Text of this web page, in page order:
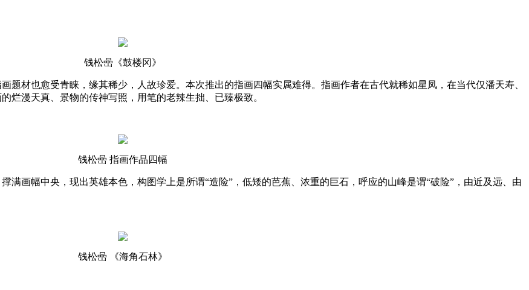
钱松喦《鼓楼冈》
题材也愈受青睐，缘其稀少，人故珍爱。本次推出的指画四幅实属难得。指画作者在古代就稀如星凤，在当代仅潘天寿、
烂漫天真、景物的传神写照，用笔的老辣生拙、已臻极致。
钱松喦 指画作品四幅
满画幅中央，现出英雄本色，构图学上是所谓“造险”，低矮的芭蕉、浓重的巨石，呼应的山峰是谓“破险”，由近及远、由
钱松喦 《海角石林》